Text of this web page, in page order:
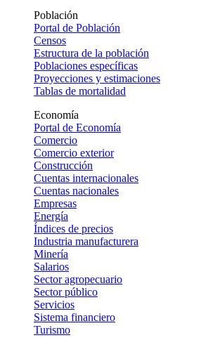
Población
Portal de Población
Censos
Estructura de la población
Poblaciones específicas
Proyecciones y estimaciones
Tablas de mortalidad
Economía
Portal de Economía
Comercio
Comercio exterior
Construcción
Cuentas internacionales
Cuentas nacionales
Empresas
Energía
Índices de precios
Industria manufacturera
Minería
Salarios
Sector agropecuario
Sector público
Servicios
Sistema financiero
Turismo